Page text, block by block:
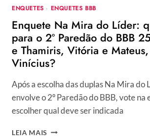
DUPLAS
ENQUETES · ENQUETES BBB
Enquete Na Mira do Líder:
para o 2º Paredão do BBB
e Thamiris, Vitória e
Vinícius?
Após a escolha das duplas Na Mira do
envolve o 2º Paredão do BBB, vote na
escolher qual deve ser indicada
LEIA MAIS ENQUETE